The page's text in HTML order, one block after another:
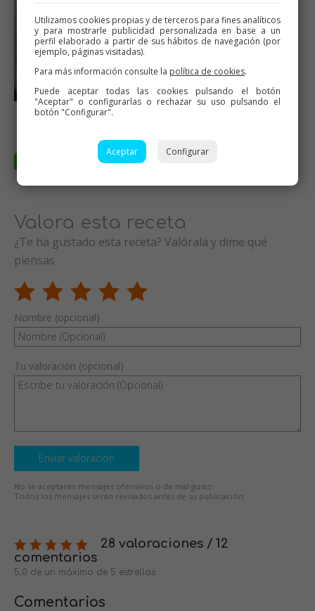
Horneados
Valora esta receta
¿Te ha gustado esta receta? Valórala y dime qué
piensas
Nombre (opcional)
Tu valoración (opcional)
Enviar valoración
No se aceptarán mensajes ofensivos o de mal gusto.
Todos los mensajes serán revisados antes de su publicación.
28 valoraciones / 12
comentarios
5,0 de un máximo de 5 estrellas
Comentarios
Utilizamos cookies propias y de terceros para fines analíticos
y para mostrarle publicidad personalizada en base a un
perfil elaborado a partir de sus hábitos de navegación (por
ejemplo, páginas visitadas).
Para más información consulte la política de cookies.
Puede aceptar todas las cookies pulsando el botón
"Aceptar" o configurarlas o rechazar su uso pulsando el
botón "Configurar".
Aceptar Configurar